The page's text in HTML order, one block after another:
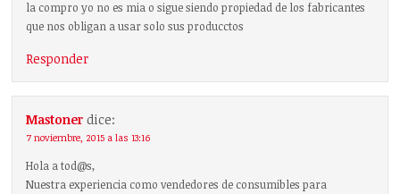
la compro yo no es mia o sigue siendo propiedad de los fabricantes
que nos obligan a usar solo sus producctos
Responder
Mastoner dice:
7 noviembre, 2015 a las 13:16
Hola a tod@s,
Nuestra experiencia como vendedores de consumibles para